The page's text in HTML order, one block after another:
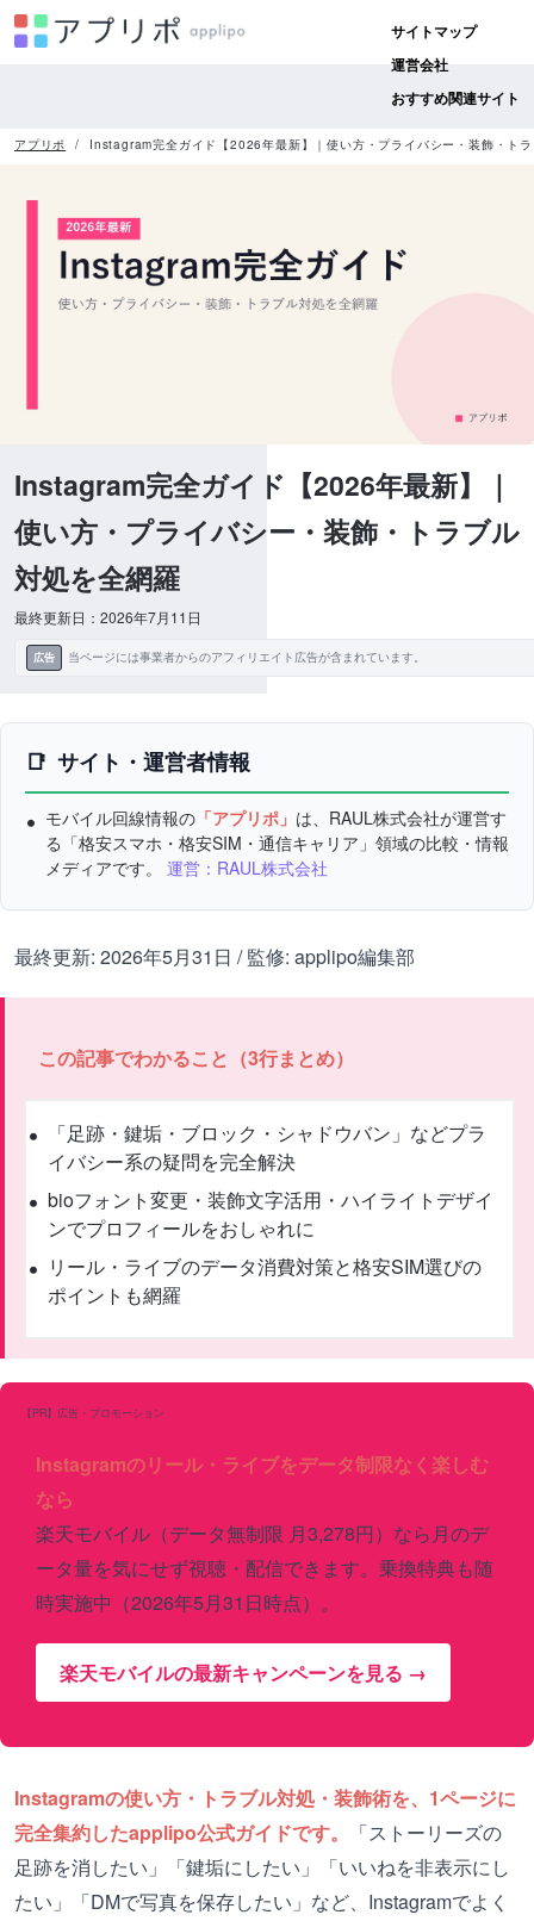
サイトマップ
運営会社
おすすめ関連サイト
アプリポ Instagram完全ガイド【2026年最新】｜使い方・プライバシー・装飾・ト
Instagram完全ガイド【2026年最新】｜
使い方・プライバシー・装飾・トラブル
対処を全網羅
最終更新日：2026年7月11日
広告 当ページには事業者からのアフィリエイト広告が含まれています。
サイト・運営者情報
モバイル回線情報の 「アプリポ」 は、RAUL株式会社が運営す
る「格安スマホ・格安SIM・通信キャリア」領域の比較・情報
メディアです。 運営：RAUL株式会社
最終更新: 2026年5月31日 / 監修: applipo編集部
この記事でわかること（3行まとめ）
「足跡・鍵垢・ブロック・シャドウバン」などプラ
イバシー系の疑問を完全解決
bioフォント変更・装飾文字活用・ハイライトデザイ
ンでプロフィールをおしゃれに
リール・ライブのデータ消費対策と格安SIM選びの
ポイントも網羅
【PR】広告・プロモーション
Instagramのリール・ライブをデータ制限なく楽しむ
なら
楽天モバイル（データ無制限 月3,278円）なら月のデ
ータ量を気にせず視聴・配信できます。乗換特典も随
時実施中（2026年5月31日時点）。
楽天モバイルの最新キャンペーンを見る →
Instagramの使い方・トラブル対処・装飾術を、1ページに
完全集約したapplipo公式ガイドです。
「ストーリーズの
足跡を消したい」「鍵垢にしたい」「いいねを非表示にし
たい」「DMで写真を保存したい」など、Instagramでよく